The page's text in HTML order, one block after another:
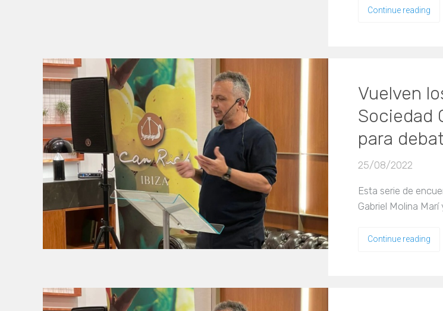
Continue reading
Vuelven
Sociedad
para
25/08/2022
Esta serie de
Gabriel Molina
Continue reading